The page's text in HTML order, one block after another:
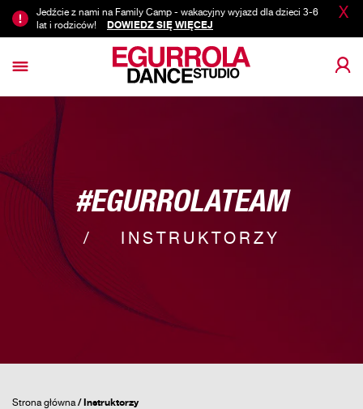
X
Jedźcie z nami na Family Camp - wakacyjny wyjazd dla dzieci 3-6
lat i rodziców!
DOWIEDZ SIĘ WIĘCEJ
#EGURROLATEAM
INSTRUKTORZY
Strona główna/Instruktorzy